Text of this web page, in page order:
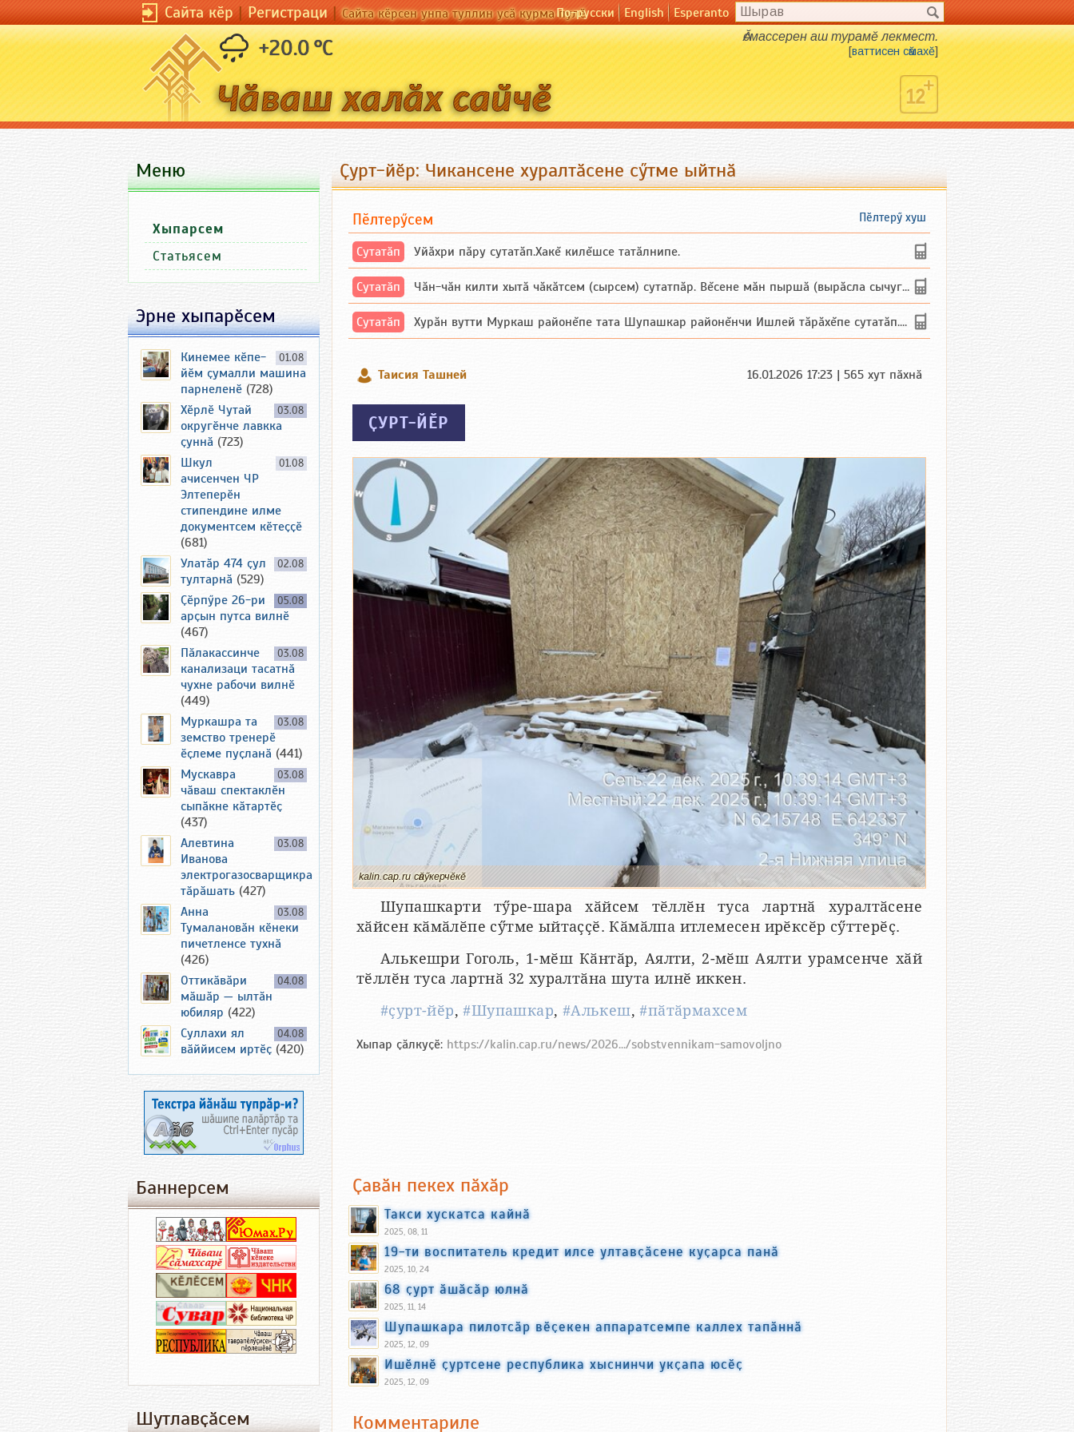
Сайта кӗр|Регистраци|Сайта кӗрсен унпа туллин усӑ курма пулӗПо-русски English Esperanto
+20.0 °C Ӑсмассерен аш турамӗ лекмест.
[ваттисен сӑмахӗ]
Ҫурт-йӗр: Чикансене хуралтӑсене сӳтме ыйтнӑ
Пӗлтерӳ хуш
Пӗлтерӳсем
Сутатӑп Уйăхри пăру сутатăп.Хакĕ килĕшсе татăлнипе.
Сутатӑп Чăн-чăн килти хытă чăкăтсем (сырсем) сутатпăр. Вĕсене мăн пыршă (вырăсла сычуг) ...
Сутатӑп Хурăн вутти Муркаш районĕпе тата Шупашкар районĕнчи Ишлей тăрăхĕпе сутатăп. Ха...
Таисия Ташней 16.01.2026 17:23 | 565 хут пӑхнӑ
ҪУРТ-ЙӖР
kalin.cap.ru сӑнӳкерчӗкӗ
Шупашкарти тӳре-шара хӑйсем тӗллӗн туса лартнӑ хуралтӑсене
хӑйсен кӑмӑлӗпе сӳтме ыйтаҫҫӗ. Кӑмӑлпа итлемесен ирӗксӗр сӳттерӗҫ.
Алькешри Гоголь, 1-мӗш Кӑнтӑр, Аялти, 2-мӗш Аялти урамсенче хӑй
тӗллӗн туса лартнӑ 32 хуралтӑна шута илнӗ иккен.
#ҫурт-йӗр,#Шупашкар, #Алькеш,#пӑтӑрмахсем
Хыпар ҫӑлкуҫӗ: https://kalin.cap.ru/news/2026.../sobstvennikam-samovoljno
Ҫавӑн пекех пӑхӑр
Такси хускатса кайнӑ
2025, 08, 11
19-ти воспитатель кредит илсе ултавҫӑсене куҫарса панӑ
2025, 10, 24
68 ҫурт ӑшӑсӑр юлнӑ
2025, 11, 14
Шупашкара пилотсӑр вӗҫекен аппаратсемпе каллех тапӑннӑ
2025, 12, 09
Ишӗлнӗ ҫуртсене республика хыснинчи укҫапа юсӗҫ
2025, 12, 09
Комментариле
Меню
Хыпарсем
Статьясем
Эрне хыпарӗсем
01.08
Кинемее кӗпе-
йӗм ҫумалли машина
парнеленӗ (728)
03.08
Хӗрлӗ Чутай
округӗнче лавкка
ҫуннӑ (723)
01.08
Шкул
ачисенчен ЧР
Элтеперӗн
стипендине илме
документсем кӗтеҫҫӗ
(681)
02.08
Улатӑр 474 ҫул
тултарнӑ (529)
05.08
Ҫӗрпӳре 26-ри
арҫын путса вилнӗ
(467)
03.08
Пӑлакассинче
канализаци тасатнӑ
чухне рабочи вилнӗ
(449)
03.08
Муркашра та
земство тренерӗ
ӗҫлеме пуҫланӑ (441)
03.08
Мускавра
чӑваш спектаклӗн
сыпӑкне кӑтартӗҫ
(437)
03.08
Алевтина
Иванова
электрогазосварщикра
тӑрӑшать (427)
03.08
Анна
Тумалановӑн кӗнеки
пичетленсе тухнӑ
(426)
04.08
Оттикӑвӑри
мӑшӑр — ылтӑн
юбиляр (422)
04.08
Суллахи ял
вӑййисем иртӗҫ (420)
Баннерсем
Шутлавҫӑсем